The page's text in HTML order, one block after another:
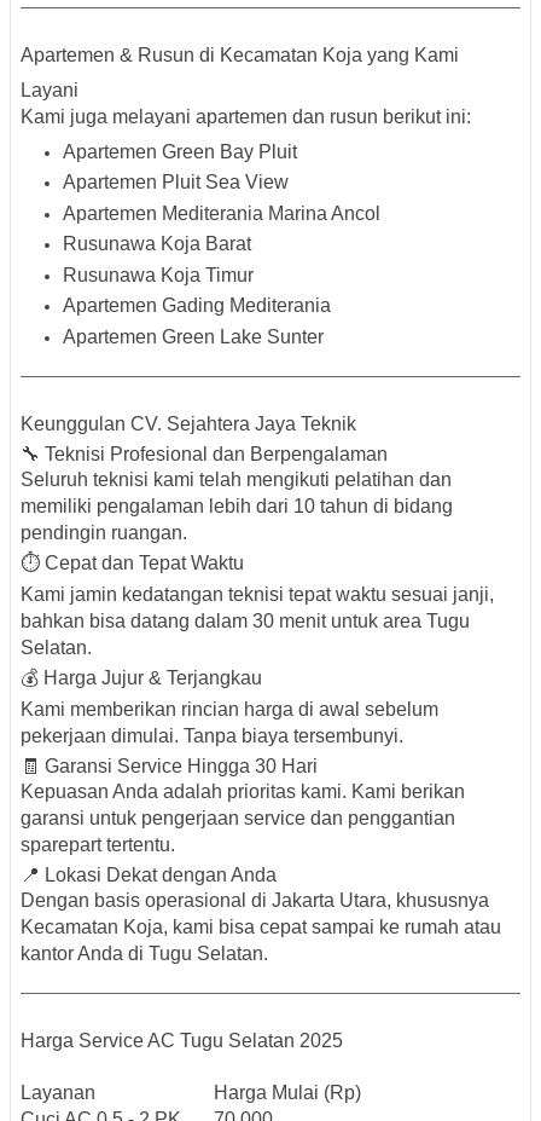
Apartemen & Rusun di Kecamatan Koja yang Kami
Layani
Kami juga melayani apartemen dan rusun berikut ini:
Apartemen Green Bay Pluit
Apartemen Pluit Sea View
Apartemen Mediterania Marina Ancol
Rusunawa Koja Barat
Rusunawa Koja Timur
Apartemen Gading Mediterania
Apartemen Green Lake Sunter
Keunggulan CV. Sejahtera Jaya Teknik
🔧 Teknisi Profesional dan Berpengalaman
Seluruh teknisi kami telah mengikuti pelatihan dan
memiliki pengalaman lebih dari 10 tahun di bidang
pendingin ruangan.
⏱️ Cepat dan Tepat Waktu
Kami jamin kedatangan teknisi tepat waktu sesuai janji,
bahkan bisa datang dalam 30 menituntuk area Tugu
Selatan.
💰 Harga Jujur & Terjangkau
Kami memberikan rincian harga di awal sebelum
pekerjaan dimulai. Tanpa biaya tersembunyi.
🧾 Garansi Service Hingga 30 Hari
Kepuasan Anda adalah prioritas kami. Kami berikan
garansi untuk pengerjaan service dan penggantian
sparepart tertentu.
📍 Lokasi Dekat dengan Anda
Dengan basis operasional di Jakarta Utara, khususnya
Kecamatan Koja, kami bisa cepat sampai ke rumah atau
kantor Anda di Tugu Selatan.
Harga Service AC Tugu Selatan 2025
Layanan
Harga Mulai (Rp)